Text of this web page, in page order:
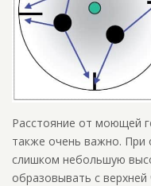
Расстояние от моющей
также очень важно. При
слишком небольшую
образовывать с